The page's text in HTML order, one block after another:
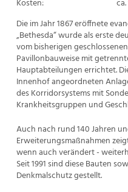
Kosten:
Die im Jahr 1867 eröffnete
„Bethesda“ wurde als erste
vom bisherigen
Pavillonbauweise mit
Hauptabteilungen errichtet.
Innenhof angeordneten
des Korridorsystems mit
Krankheitsgruppen und
Auch nach rund 140 Jahren
Erweiterungsmaßnahmen
wenn auch verändert -
Seit 1991 sind diese Bauten
Denkmalschutz gestellt.